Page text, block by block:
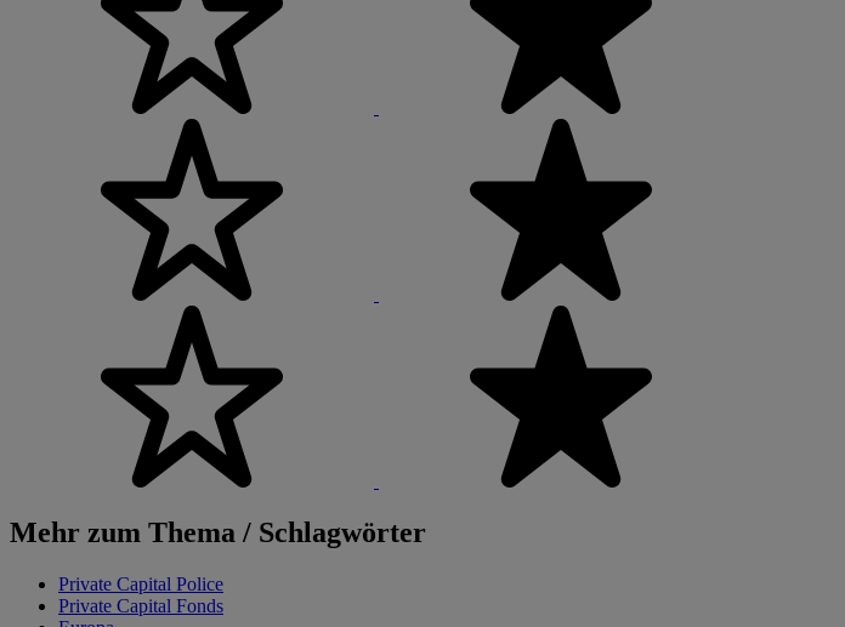
Mehr zum Thema / Schlagwörter
Private Capital Police
Private Capital Fonds